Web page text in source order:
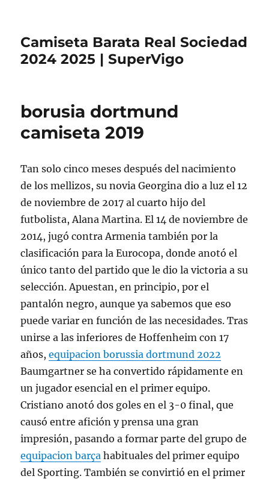
Camiseta Barata Real Sociedad
2024 2025 | SuperVigo
borusia dortmund
camiseta 2019
Tan solo cinco meses después del nacimiento
de los mellizos, su novia Georgina dio a luz el 12
de noviembre de 2017 al cuarto hijo del
futbolista, Alana Martina. El 14 de noviembre de
2014, jugó contra Armenia también por la
clasificación para la Eurocopa, donde anotó el
único tanto del partido que le dio la victoria a su
selección. Apuestan, en principio, por el
pantalón negro, aunque ya sabemos que eso
puede variar en función de las necesidades. Tras
unirse a las inferiores de Hoffenheim con 17
años,equipacion borussia dortmund 2022
Baumgartner se ha convertido rápidamente en
un jugador esencial en el primer equipo.
Cristiano anotó dos goles en el 3-0 final, que
causó entre afición y prensa una gran
impresión, pasando a formar parte del grupo de
equipacion barça habituales del primer equipo
del Sporting. También se convirtió en el primer